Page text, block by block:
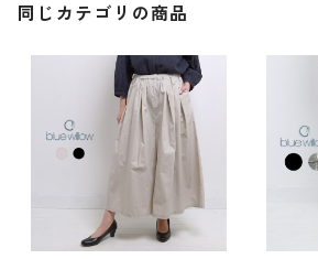
同じカテゴリの商品